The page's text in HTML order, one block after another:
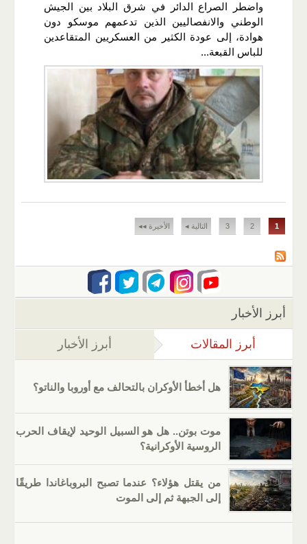
واضطر الصراع الدائر في شرق البلاد بين الجيش
الوطني والانفصاليين الذين تدعمهم موسكو دون
هوادة، إلى عودة الكثير من العسكريين المتقاعدين
للباس القبعة...
الصفحات
1
2
3 التالية ◂ الأخيرة ◂◂
أبرز الأخبار
أبرز المقالات (علامة التبويب النشطة)
أبرز الأخبار
هل أخطأ الأوكران بالتحالف مع أوروبا والناتو؟
موت بوتن.. هل هو السبيل الوحيد لإيقاف الحرب
الروسية الأوكرانية؟
من يقتل هؤلاء؟ عندما تصبح البروباغاندا طريقًا
إلى الجبهة ثم إلى الموت